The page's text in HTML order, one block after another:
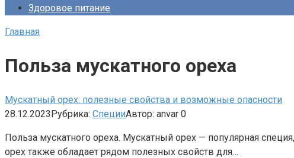
Здоровое питание
Главная
Польза мускатного ореха
Мускатный орех: полезные свойства и возможные опасности
28.12.2023Рубрика: СпецииАвтор: anvar 0
Польза мускатного ореха. Мускатный орех — популярная
орех также обладает рядом полезных свойств для…